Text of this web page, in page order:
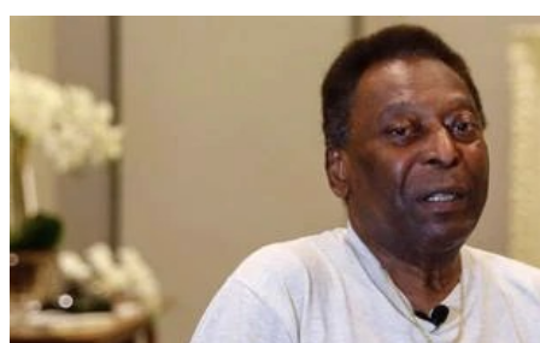
Torneo Nacional
Universidad Católica
Universidad de Chile
Nacional